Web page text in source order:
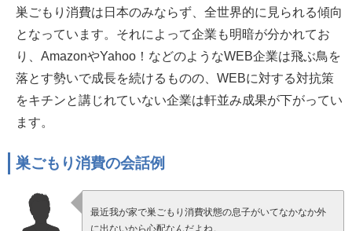
巣ごもり消費は日本のみならず、全世界的に見られる傾向
となっています。それによって企業も明暗が分かれてお
り、AmazonやYahoo！などのようなWEB企業は飛ぶ鳥を
落とす勢いで成長を続けるものの、WEBに対する対抗策
をキチンと講じれていない企業は軒並み成果が下がってい
ます。
巣ごもり消費の会話例
最近我が家で巣ごもり消費状態の息子がいてなかなか外
に出ないから心配なんだよね。